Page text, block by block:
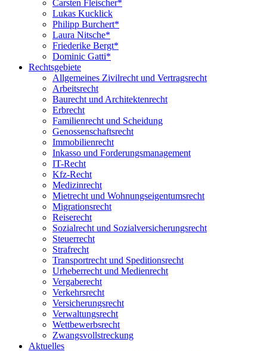
Carsten Fleischer*
Lukas Kucklick
Philipp Burchert*
Laura Nitsche*
Friederike Bergt*
Dominic Gatti*
Rechtsgebiete
Allgemeines Zivilrecht und Vertragsrecht
Arbeitsrecht
Baurecht und Architektenrecht
Erbrecht
Familienrecht und Scheidung
Genossenschaftsrecht
Immobilienrecht
Inkasso und Forderungsmanagement
IT-Recht
Kfz-Recht
Medizinrecht
Mietrecht und Wohnungseigentumsrecht
Migrationsrecht
Reiserecht
Sozialrecht und Sozialversicherungsrecht
Steuerrecht
Strafrecht
Transportrecht und Speditionsrecht
Urheberrecht und Medienrecht
Vergaberecht
Verkehrsrecht
Versicherungsrecht
Verwaltungsrecht
Wettbewerbsrecht
Zwangsvollstreckung
Aktuelles